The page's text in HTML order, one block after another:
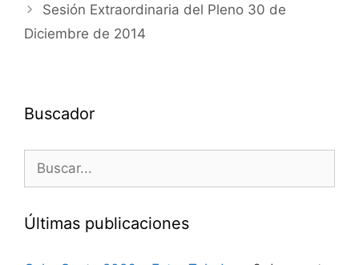
Sesión Extraordinaria del Pleno 30 de
Diciembre de 2014
Buscador
Últimas publicaciones